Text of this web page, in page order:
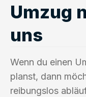
Umzug
uns
Wenn du einen
planst, dann
reibungslos